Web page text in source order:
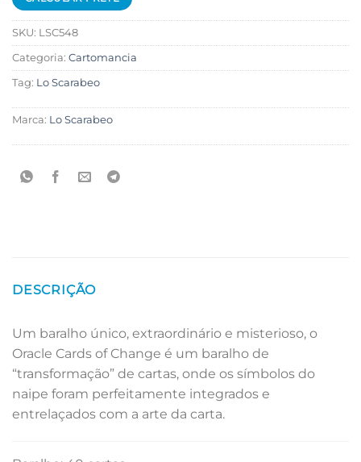
SKU: LSC548
Categoria: Cartomancia
Tag: Lo Scarabeo
Marca: Lo Scarabeo
DESCRIÇÃO
Um baralho único, extraordinário e misterioso, o
Oracle Cards of Change é um baralho de
“transformação” de cartas, onde os símbolos do
naipe foram perfeitamente integrados e
entrelaçados com a arte da carta.